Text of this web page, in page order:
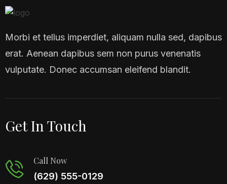
Morbi et tellus imperdiet, aliquam nulla sed, dapibus
erat. Aenean dapibus sem non purus venenatis
vulputate. Donec accumsan eleifend blandit.
Get In Touch
Call Now
(629) 555-0129